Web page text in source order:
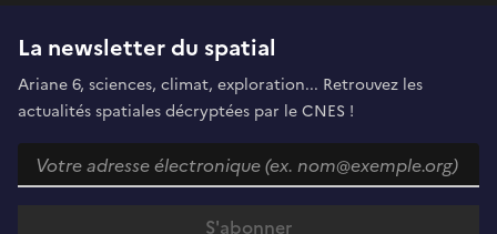
La newsletter du spatial
Ariane 6, sciences, climat, exploration... Retrouvez les
actualités spatiales décryptées par le CNES !